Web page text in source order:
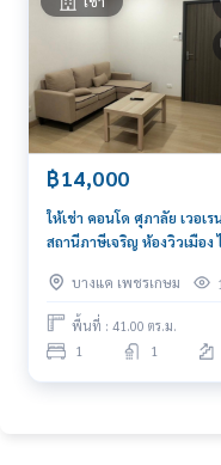
- ระบบรักษาความปลอด
*** ราคาให้เช่า 11,500 บ
*** สนใจติดต่อ คุณต่อ
Blue Connect Property
M:
Website :
Facebook FanPage:
Line ID: @BlueConnect
฿14,000
ให้เช่า คอนโด ศุภาลัย เวอเร
สถานีภาษีเจริญ ห้องวิวเมือง
บางแค เพชรเกษม
พื้นที่ : 41.00 ตร.ม.
1 1